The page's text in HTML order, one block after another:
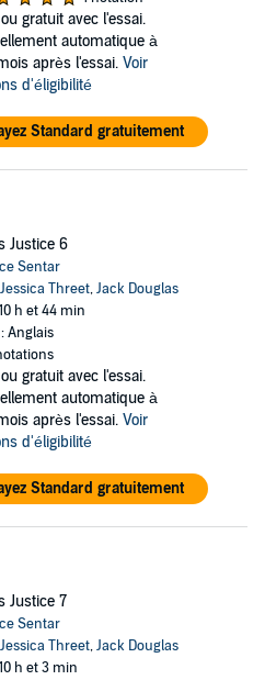
ou gratuit avec l'essai.
automatique à
après l'essai. Voir
d'éligibilité
Standard gratuitement
Justice 6
Sentar
Jessica Threet,Jack Douglas
h et 44 min
Anglais
ou gratuit avec l'essai.
automatique à
après l'essai. Voir
d'éligibilité
Standard gratuitement
Justice 7
Sentar
Jessica Threet,Jack Douglas
h et 3 min